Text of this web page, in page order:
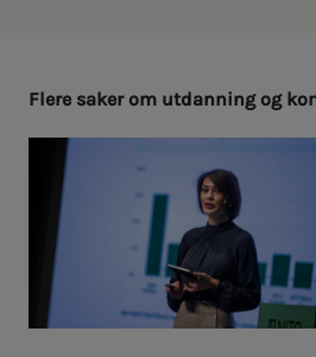
Fle­­­re sa­­­ker om ut­­­dan­­­ning og